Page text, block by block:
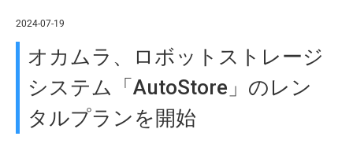
2024-07-19
オカムラ、ロボットストレージ
システム「AutoStore」のレン
タルプランを開始